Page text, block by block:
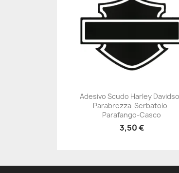
+23
Adesivo Scudo Harley
Parabrezza-Serbatoio-
Parafango-Casco
3,50 €